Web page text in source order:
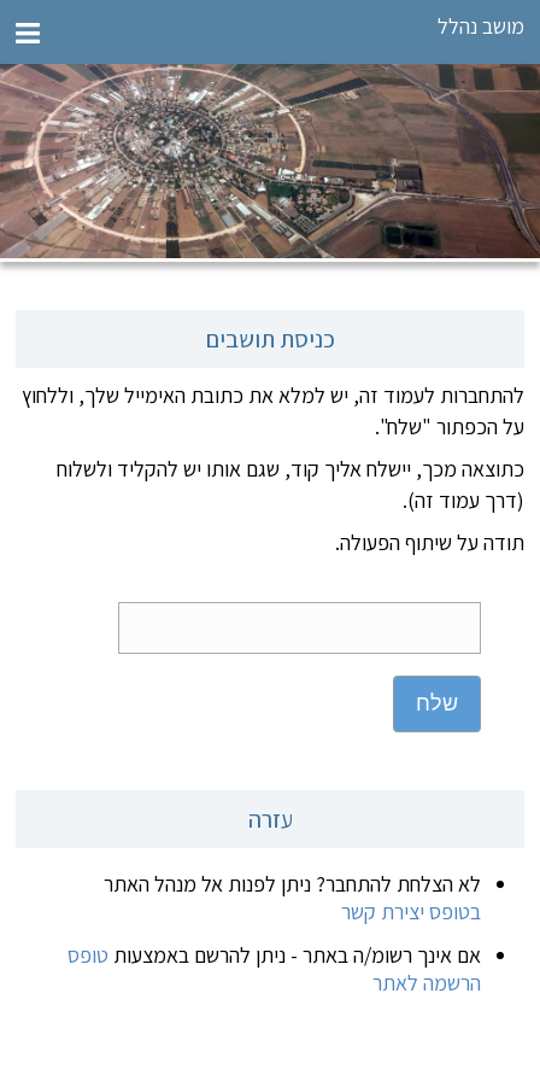
מושב נהלל
כניסת תושבים
להתחברות לעמוד זה, יש למלא את כתובת האימייל שלך, וללחוץ
על הכפתור "שלח".
כתוצאה מכך, יישלח אליך קוד, שגם אותו יש להקליד ולשלוח
(דרך עמוד זה).
תודה על שיתוף הפעולה.
שלח
עזרה
לא הצלחת להתחבר? ניתן לפנות אל מנהל האתר
בטופס יצירת קשר
אם אינך רשומ/ה באתר - ניתן להרשם באמצעות טופס
הרשמה לאתר